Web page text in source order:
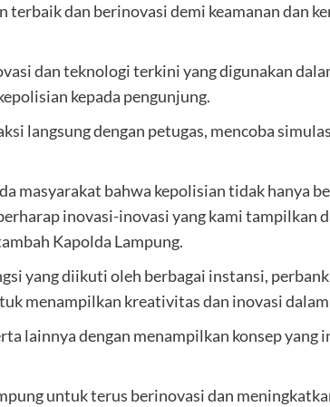
dan berinovasi demi keamanan dan
dan teknologi terkini yang digunakan
kepada pengunjung.
langsung dengan petugas, mencoba
masyarakat bahwa kepolisian tidak hanya
inovasi-inovasi yang kami tampilkan
Kapolda Lampung.
yang diikuti oleh berbagai instansi,
menampilkan kreativitas dan inovasi
lainnya dengan menampilkan konsep
untuk terus berinovasi dan